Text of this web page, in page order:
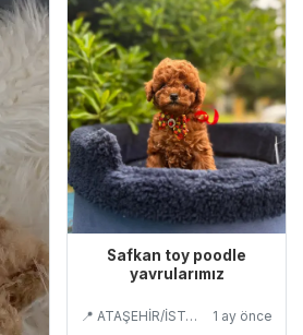
Safkan toy poodle
yavrularımız
📍 ATAŞEHİR/İSTANBUL 1 ay önce